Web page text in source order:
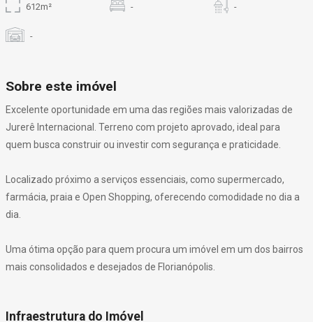
612m² - -
-
Sobre este imóvel
Excelente oportunidade em uma das regiões mais valorizadas de
Jurerê Internacional. Terreno com projeto aprovado, ideal para
quem busca construir ou investir com segurança e praticidade.
Localizado próximo a serviços essenciais, como supermercado,
farmácia, praia e Open Shopping, oferecendo comodidade no dia a
dia.
Uma ótima opção para quem procura um imóvel em um dos bairros
mais consolidados e desejados de Florianópolis.
Infraestrutura do Imóvel